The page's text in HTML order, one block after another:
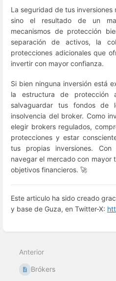
La seguridad de tus inversiones
sino el resultado de un
mecanismos de protección
separación de activos, la
protecciones adicionales que
invertir con mayor confianza.
Si bien ninguna inversión está
la estructura de protección
salvaguardar tus fondos de
insolvencia del broker. Como
elegir brokers regulados,
protecciones y estar
tus propias inversiones. Con
navegar el mercado con mayor
objetivos financieros. 🚀
Este articulo ha sido creado
y base de Guza, en Twitter-X:
de
sección
Anterior
Brókers